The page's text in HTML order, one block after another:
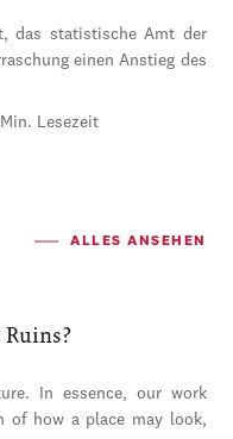
das statistische Amt der
einen Anstieg des
Lesezeit
ALLES ANSEHEN
In essence, our work
of how a place may look,